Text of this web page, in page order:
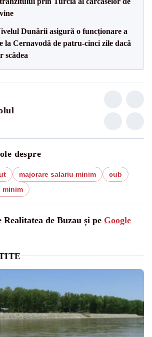
Dunării asigură o funcționare a
la Cernavodă de patru-cinci zile dacă
scădea
despre
majorare salariu minim
cub
minim
de Buzau și pe Google